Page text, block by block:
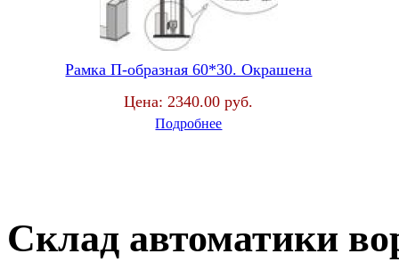
Рамка П-образная 60*30. Окрашена
Цена:2340.00 руб.
Подробнее
Склад автоматики